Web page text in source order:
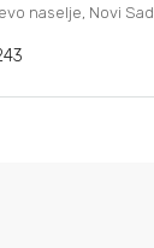
naselje, Novi Sad